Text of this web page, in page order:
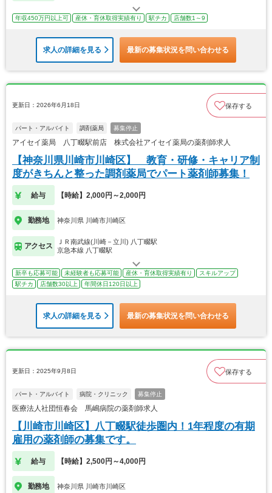
年収450万円以上可 産休・育休取得実績有り 駅チカ 店舗数1～9
求人の詳細を見る 最新の募集状況を問い合わせる
更新日：2026年6月18日 保存する
パート・アルバイト 調剤薬局 募集停止
アイセイ薬局 八丁畷駅前店 株式会社アイセイ薬局の薬剤師求人
【神奈川県川崎市川崎区】 教育・研修・キャリア制
度がきちんと整った調剤薬局でパート薬剤師募集！
給与 【時給】2,000円～2,000円
勤務地 神奈川県 川崎市川崎区
アクセス
ＪＲ南武線(川崎－立川) 八丁畷駅
京急本線 八丁畷駅
新卒も応募可能 未経験者も応募可能 産休・育休取得実績有り
スキルアップ
駅チカ
店舗数30以上 年間休日120日以上
求人の詳細を見る 最新の募集状況を問い合わせる
更新日：2025年9月8日 保存する
パート・アルバイト 病院・クリニック 募集停止
医療法人社団恒春会 馬嶋病院の薬剤師求人
【川崎市川崎区】八丁畷駅徒歩圏内！1年程度の有期
雇用の薬剤師の募集です。
給与 【時給】2,500円～4,000円
勤務地 神奈川県 川崎市川崎区